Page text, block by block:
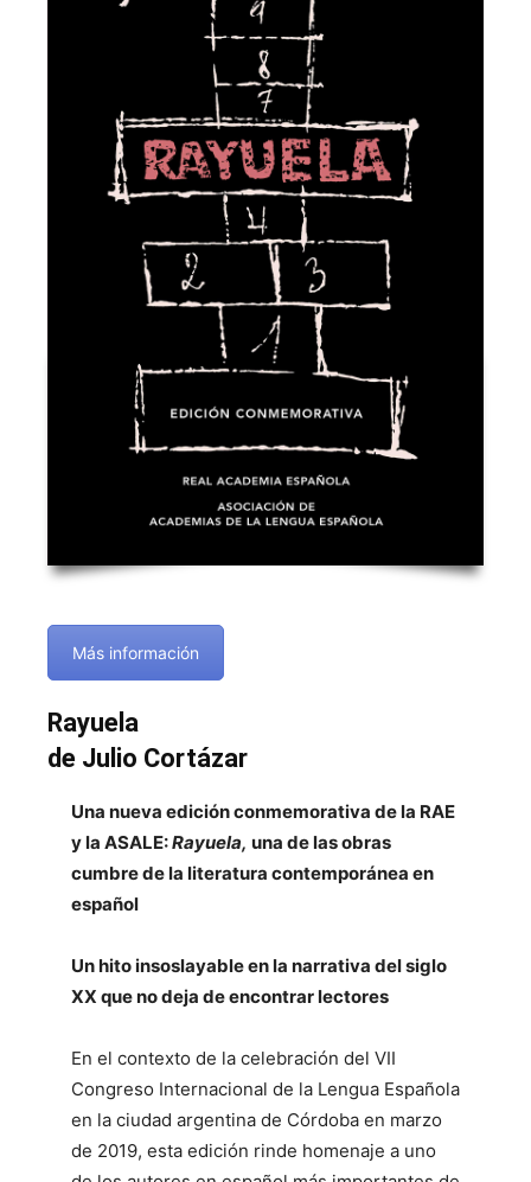
Más información
Rayuela
de Julio Cortázar
Una nueva edición conmemorativa de la RAE
y la ASALE:Rayuela, una de las obras
cumbre de la literatura contemporánea en
español
Un hito insoslayable en la narrativa del siglo
XX que no deja de encontrar lectores
En el contexto de la celebración del VII
Congreso Internacional de la Lengua Española
en la ciudad argentina de Córdoba en marzo
de 2019, esta edición rinde homenaje a uno